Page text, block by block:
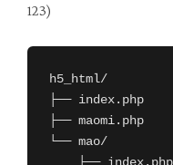
123)
h5_html/
├── index.php
├── maomi.php
└── mao/